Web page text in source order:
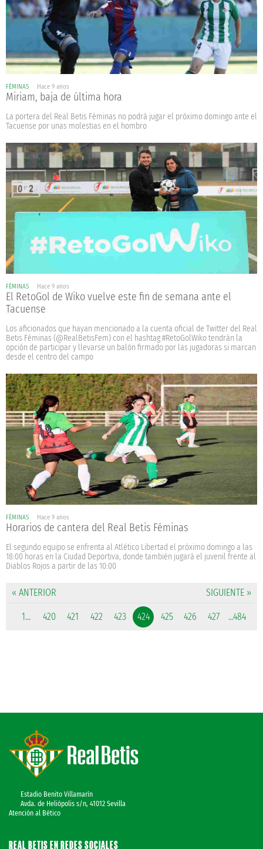
FÉMINAS Hace 9 años
Miriam, baja de última hora
La portera del Real Betis Féminas no podrá jugar el próximo domingo ante el
Tacuense por unas molestias en el hombro
FÉMINAS Hace 9 años
El RetoGol de Wiko vuelve este fin de semana ante el
Tacuense
Los aficionados que hayan mencionado a la cuenta oficial de Twitter del Real
Betis Féminas (@RealBetisFem) con el hashtag #RetoGolWiko tendrán la
opción de participar y llevarse un balón firmado por las jugadoras si marcan
desde el centro del campo
FÉMINAS Hace 9 años
Horarios de cantera del Real Betis Féminas
El segundo equipo se enfrenta al Atlético Libertad el próximo domingo a las
18:00 horas en la Ciudad Deportiva, donde también jugará el juvenil frente al
Diablos Rojos a partir de las 10:00
« ANTERIOR SIGUIENTE »
1... 420 421 422 423 424 425 426 427 ...484
Estadio Benito Villamarín
Avda. de Heliópolis s/n, 41012 Sevilla
Atención al Bético
REAL BETIS EN REDES SOCIALES